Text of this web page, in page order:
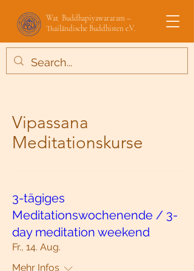
Wat Buddhapiyawararam –
Thailändische Buddhisten e.V.
Vipassana
Meditationskurse
3-tägiges
Meditationswochenende / 3-
day meditation weekend
Fr., 14. Aug.
Mehr Infos